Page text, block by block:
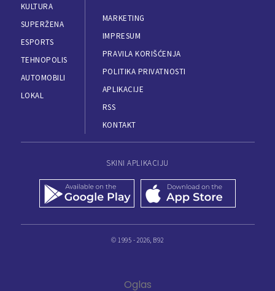
KULTURA
SUPERŽENA
ESPORTS
TEHNOPOLIS
AUTOMOBILI
LOKAL
MARKETING
IMPRESUM
PRAVILA KORIŠĆENJA
POLITIKA PRIVATNOSTI
APLIKACIJE
RSS
KONTAKT
SKINI APLIKACIJU
© 1995 - 2026, B92